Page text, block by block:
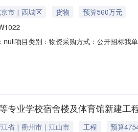
市｜西城区 货物
预算560万元
null项目类别：物资采购方式：公开招标我
公正、确保采购质量、提高采购效益，切
本公告为需求公示公
专业学校宿舍楼及体育馆新建工
省｜衢州市｜江山市 工程
预算